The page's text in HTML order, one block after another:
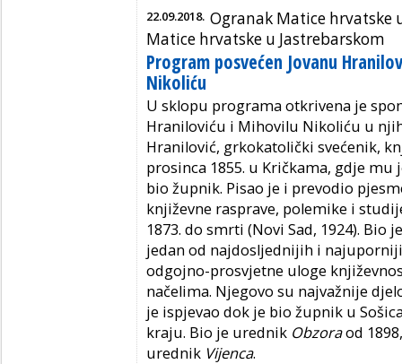
22.09.2018. Ogranak Matice hrvatske
Matice hrvatske u Jastrebarskom
Program posvećen Jovanu
Nikoliću
U sklopu programa otkrivena je
Hraniloviću i Mihovilu Nikoliću u
Hranilović, grkokatolički svećenik,
prosinca 1855. u Kričkama, gdje
bio župnik. Pisao je i prevodio
književne rasprave, polemike i
1873. do smrti (Novi Sad, 1924). Bio
jedan od najdosljednijih i
odgojno-prosvjetne uloge
načelima. Njegovo su najvažnije
je ispjevao dok je bio župnik u
kraju. Bio je urednik Obzoraod
urednik Vijenca.